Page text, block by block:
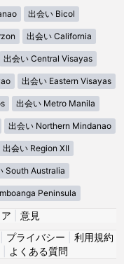
出会い Bicol
出会い California
出会い Central Visayas
出会い Eastern Visayas
出会い Metro Manila
出会い Northern Mindanao
出会い Region XII
South Australia
Peninsula
意見
プライバシー
利用規約
| よくある質問